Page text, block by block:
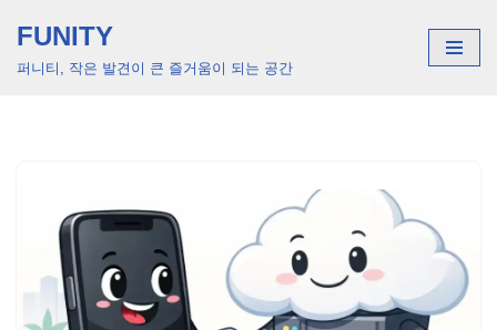
콘
FUNITY
퍼니티, 작은 발견이 큰 즐거움이 되는 공간